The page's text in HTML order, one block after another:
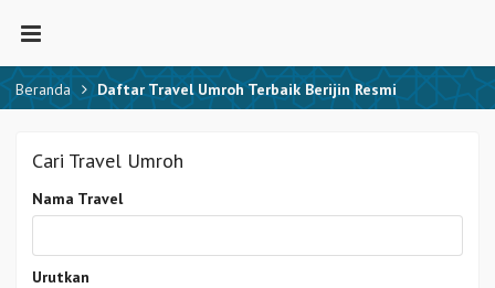
Beranda Daftar Travel Umroh Terbaik Berijin Resmi
Cari Travel Umroh
Nama Travel
Urutkan